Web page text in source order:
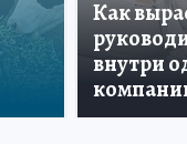
Как
внутри